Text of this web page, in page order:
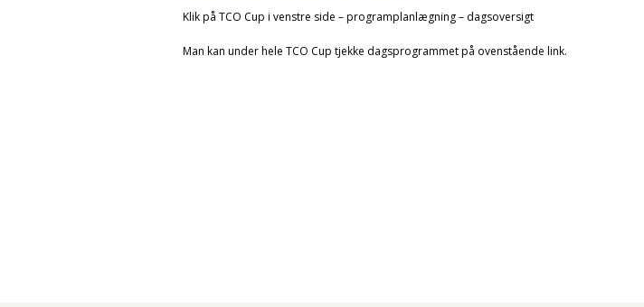
Klik på TCO Cup i venstre side – programplanlægning – dagsoversigt
Man kan under hele TCO Cup tjekke dagsprogrammet på ovenstående link.